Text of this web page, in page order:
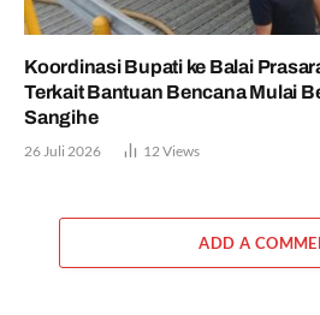
Koordinasi Bupati ke Balai
Terkait Bantuan Bencana Mulai
Sangihe
26 Juli 2026 12 Views
ADD A